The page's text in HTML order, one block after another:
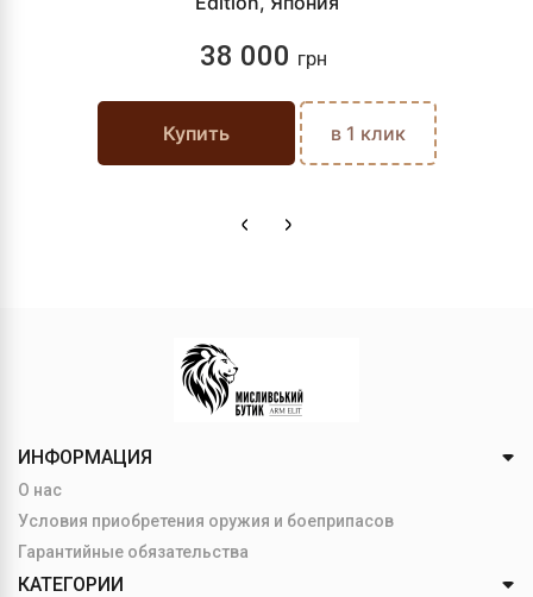
38 000 грн
Купить в 1 клик
ИНФОРМАЦИЯ
О нас
Условия приобретения оружия и боеприпасов
Гарантийные обязательства
КАТЕГОРИИ